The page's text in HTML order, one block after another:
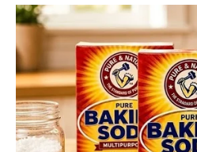
Obratite posebnu pažnju na
reagira na uspjeh i sreću drugih